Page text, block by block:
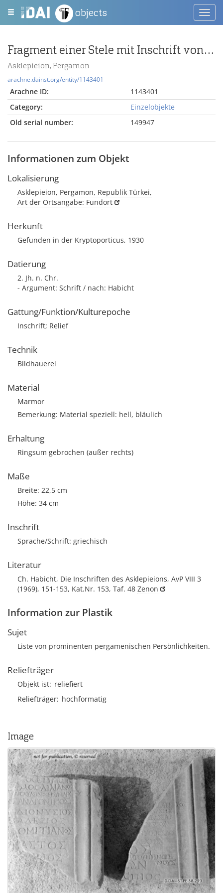
objects
Fragment einer Stele mit Inschrift von Persönlichkeiten
Asklepieion, Pergamon
arachne.dainst.org/entity/1143401
Arachne ID:
1143401
Category:
Einzelobjekte
Old serial number:
149947
Informationen zum Objekt
Lokalisierung
Asklepieion, Pergamon, Republik Türkei,
Art der Ortsangabe: Fundort
Herkunft
Gefunden in der Kryptoporticus, 1930
Datierung
2. Jh. n. Chr.
- Argument: Schrift / nach: Habicht
Gattung/Funktion/Kulturepoche
Inschrift; Relief
Technik
Bildhauerei
Material
Marmor
Bemerkung: Material speziell: hell, bläulich
Erhaltung
Ringsum gebrochen (außer rechts)
Maße
Breite: 22,5 cm
Höhe: 34 cm
Inschrift
Sprache/Schrift: griechisch
Literatur
Ch. Habicht, Die Inschriften des Asklepieions, AvP VIII 3
(1969), 151-153, Kat.Nr. 153, Taf. 48 Zenon
Information zur Plastik
Sujet
Liste von prominenten pergamenischen Persönlichkeiten.
Reliefträger
Objekt ist reliefiert
Reliefträger hochformatig
Image